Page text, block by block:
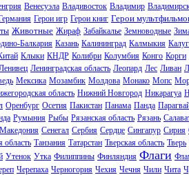
Венесуэла Владивосток Владимир
Герои игр Герои книг Герои
Животные Жираф Забайкалье Земноводные
Балкария Казань Калининград Калмыкия
Клыки КНДР Колибри Колумбия Конго Корги
Ленинградская область Леопард Лес Ливан
Мексика Мозамбик Молдова Монако Мопс
область Нижний Новгород Никарагуа
Оренбург Осетия Пакистан Панама Панда
Румыния Рыбы Рязанская область Рязань
Сенегал Сербия Сердце Сингапур Сирия
область Танзания Татарстан Тверская область Тверь
Утенок Утка Филиппины Финляндия Флаги
Черепаха Черногория Чехия Чечня Чили Чита